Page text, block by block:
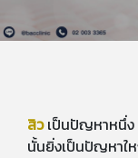
สิวเป็นปัญหาหนึ่ง
นั้นยิ่งเป็นปัญหาใ